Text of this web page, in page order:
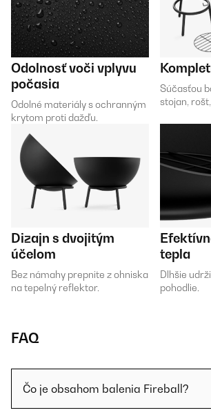
Odolnosť voči vplyvu
počasia
Odolné materiály s ochranným
krytom proti dažďu.
Súčasťou
stojan,
Dizajn s dvojitým
účelom
Bez námahy prepnite z ohniska
na tepelný reflektor.
tepla
Dlhšie
pohodlie.
FAQ
Čo je obsahom balenia Fireball?